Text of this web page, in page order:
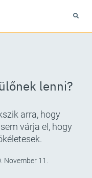
lenni?
arra, hogy
várja el, hogy
November 11.